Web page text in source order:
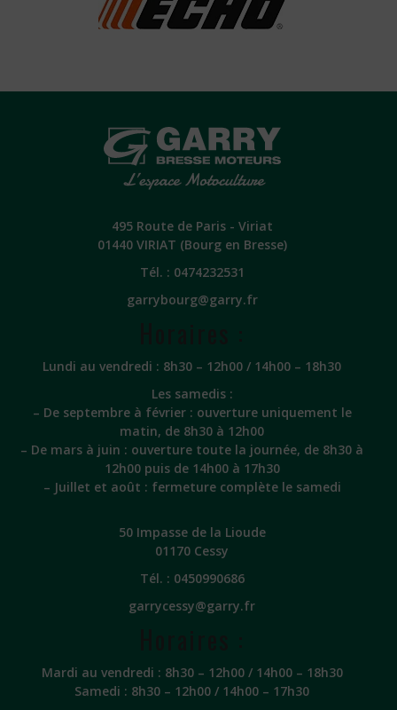
495 Route de Paris - Viriat
01440 VIRIAT (Bourg en Bresse)
Tél. : 0474232531
garrybourg@garry.fr
Lundi au vendredi : 8h30 – 12h00 / 14h00 – 18h30
Les samedis :
– De septembre à février : ouverture uniquement le
matin, de 8h30 à 12h00
– De mars à juin : ouverture toute la journée, de 8h30 à
12h00 puis de 14h00 à 17h30
– Juillet et août : fermeture complète le samedi
50 Impasse de la Lioude
01170 Cessy
Tél. : 0450990686
garrycessy@garry.fr
Mardi au vendredi : 8h30 – 12h00 / 14h00 – 18h30
Samedi : 8h30 – 12h00 / 14h00 – 17h30